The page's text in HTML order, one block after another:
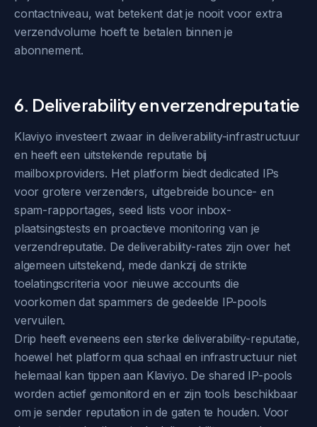
contactniveau, wat betekent dat je nooit voor extra
verzendvolume hoeft te betalen binnen je
abonnement.
6. Deliverability en verzendreputatie
Klaviyo investeert zwaar in deliverability-infrastructuur
en heeft een uitstekende reputatie bij
mailboxproviders. Het platform biedt dedicated IPs
voor grotere verzenders, uitgebreide bounce- en
spam-rapportages, seed lists voor inbox-
plaatsingstests en proactieve monitoring van je
verzendreputatie. De deliverability-rates zijn over het
algemeen uitstekend, mede dankzij de strikte
toelatingscriteria voor nieuwe accounts die
voorkomen dat spammers de gedeelde IP-pools
vervuilen.
Drip heeft eveneens een sterke deliverability-reputatie,
hoewel het platform qua schaal en infrastructuur niet
helemaal kan tippen aan Klaviyo. De shared IP-pools
worden actief gemonitord en er zijn tools beschikbaar
om je sender reputation in de gaten te houden. Voor